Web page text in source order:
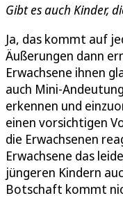
Gibt es auch Kinder,
Ja, das kommt auf
Äußerungen dann
Erwachsene ihnen
auch Mini-
erkennen und
einen vorsichtigen
die Erwachsenen
Erwachsene das
jüngeren Kindern
Botschaft kommt